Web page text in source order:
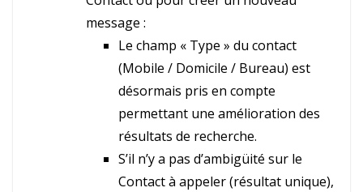
message :
Le champ « Type » du contact
(Mobile / Domicile / Bureau) est
désormais pris en compte
permettant une amélioration des
résultats de recherche.
S’il n’y a pas d’ambigüité sur le
Contact à appeler (résultat unique),